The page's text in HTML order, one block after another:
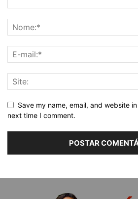
Save my name, email, and website
next time I comment.